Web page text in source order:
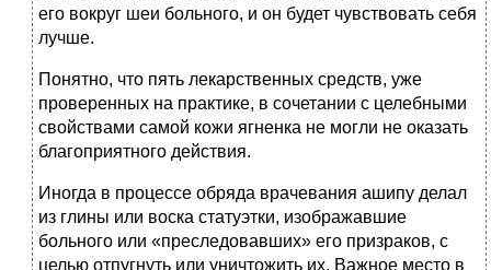
его вокруг шеи больного, и он будет чувствовать себя
лучше.
Понятно, что пять лекарственных средств, уже
проверенных на практике, в сочетании с целебными
свойствами самой кожи ягненка не могли не оказать
благоприятного действия.
Иногда в процессе обряда врачевания ашипу делал
из глины или воска статуэтки, изображавшие
больного или «преследовавших» его призраков, с
целью отпугнуть или уничтожить их. Важное место в